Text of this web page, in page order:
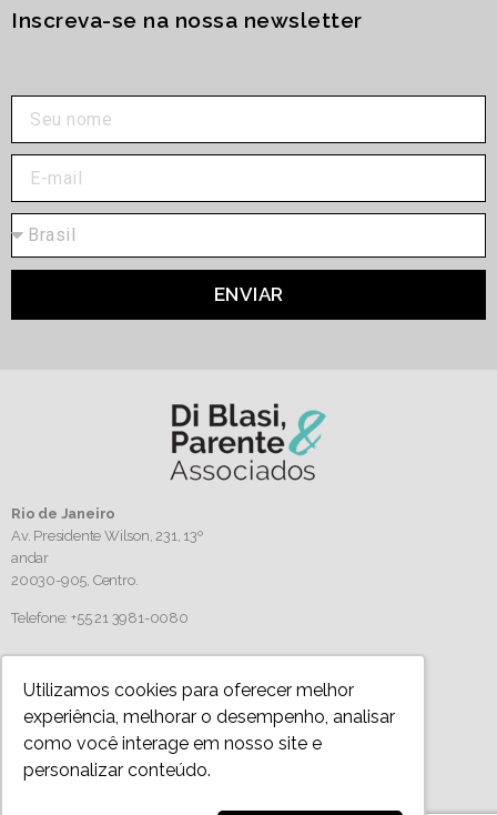
Utilizamos cookies para oferecer melhor
experiência, melhorar o desempenho, analisar
como você interage em nosso site e
personalizar conteúdo.
Inscreva-se na nossa newsletter
ENVIAR
Rio de Janeiro
Av. Presidente Wilson, 231, 13º
andar
20030-905, Centro.
Telefone: +55 21 3981-0080
Siga-nos
Política de Privacidade